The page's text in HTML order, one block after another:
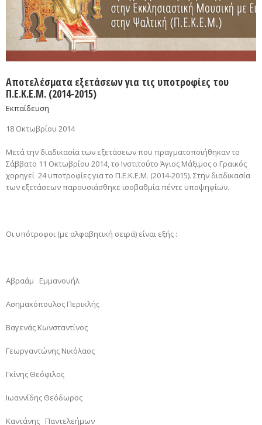
Αποτελέσματα εξετάσεων για τις υποτροφίες του
Π.Ε.Κ.Ε.Μ. (2014-2015)
Εκπαίδευση
18 Οκτωβρίου 2014
Μετά την διαδικασία των εξετάσεων που πραγματοποιήθηκαν το
Σάββατο 11 Οκτωβρίου 2014, το Ινστιτούτο Άγιος Μάξιμος ο Γραικός
χορηγεί 24 υποτροφίες για το Π.Ε.Κ.Ε.Μ. (2014-2015). Στην διαδικασία
των εξετάσεων παρουσιάσθηκε ισοβαθμία πέντε υποψηφίων.
Οι υπότροφοι (με αλφαβητική σειρά) είναι εξής :
Αβραάμ Εμμανουήλ
Ασημακόπουλος Περικλής
Βαγενάς Κωνσταντίνος
Γεωργαντώνης Νικόλαος
Γκίνης Θεόφιλος
Ιωαννίδης Θεόδωρος
Καντάνης Παντελεήμων